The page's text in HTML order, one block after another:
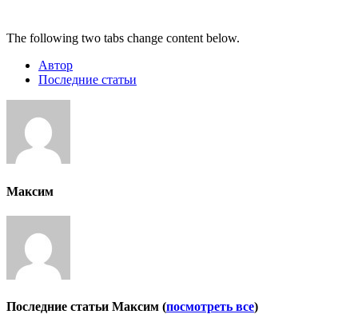
The following two tabs change content below.
Автор
Последние статьи
Максим
Последние статьи Максим (посмотреть все)